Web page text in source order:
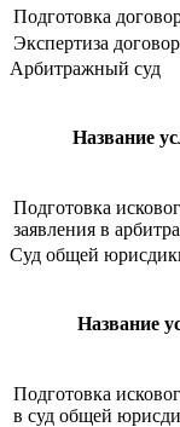
Подготовка
Экспертиза
Арбитражный суд
Название
Подготовка
заявления в
Суд общей
Название
Подготовка
в суд общей